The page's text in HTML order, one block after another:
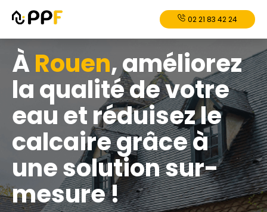
02 21 83 42 24
ÀRouen, améliorez
la qualité de votre
eau et réduisez le
calcaire grâce à
une solution sur-
mesure !